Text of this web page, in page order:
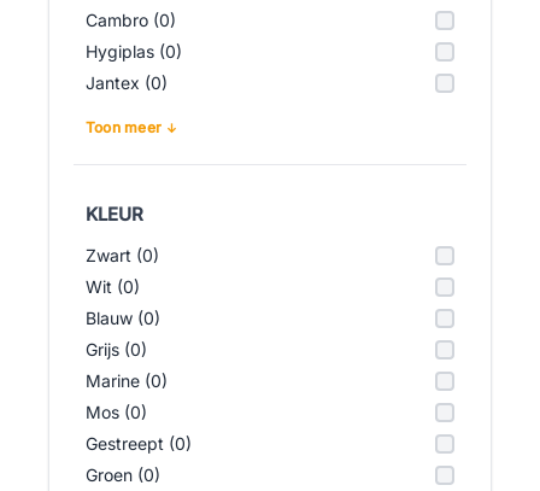
Cambro (0)
Hygiplas (0)
Jantex (0)
Toon meer
KLEUR
Zwart (0)
Wit (0)
Blauw (0)
Grijs (0)
Marine (0)
Mos (0)
Gestreept (0)
Groen (0)